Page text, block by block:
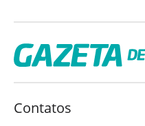
Contatos